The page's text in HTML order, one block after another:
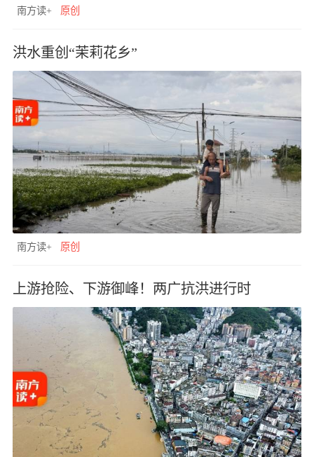
南方读+ 原创
洪水重创“茉莉花乡”
南方读+ 原创
上游抢险、下游御峰！两广抗洪进行时